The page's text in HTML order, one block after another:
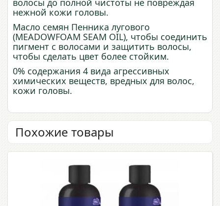
волосы до полной чистоты не повреждая
нежной кожи головы.
Масло семян Пенника лугового
(MEADOWFOAM SEAM OIL), чтобы соединить
пигмент с волосами и защитить волосы,
чтобы сделать цвет более стойким.
0% содержания 4 вида агрессивных
химических веществ, вредных для волос,
кожи головы.
Похожие товары